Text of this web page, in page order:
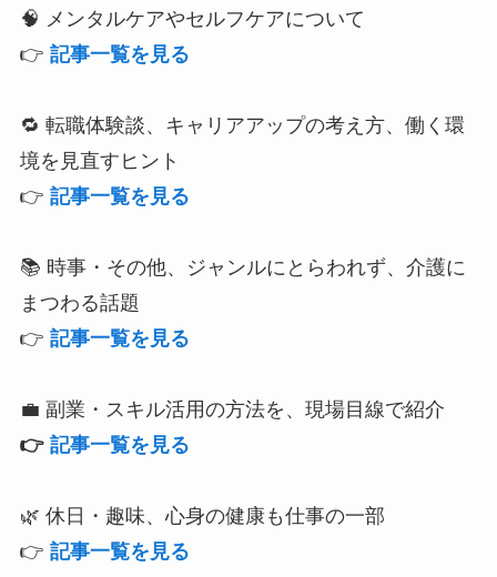
🧠 メンタルケアやセルフケアについて
👉 記事一覧を見る
🔁 転職体験談、キャリアアップの考え方、働く環
境を見直すヒント
👉 記事一覧を見る
📚 時事・その他、ジャンルにとらわれず、介護に
まつわる話題
👉 記事一覧を見る
💼 副業・スキル活用の方法を、現場目線で紹介
👉 記事一覧を見る
🌿 休日・趣味、心身の健康も仕事の一部
👉 記事一覧を見る